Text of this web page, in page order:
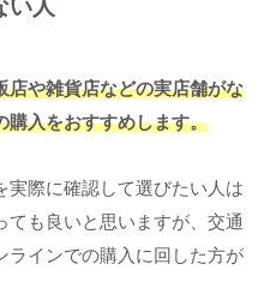
い人
店や雑貨店などの実店舗がな
購入をおすすめします。
実際に確認して選びたい人は
も良いと思いますが、交通
ラインでの購入に回した方が